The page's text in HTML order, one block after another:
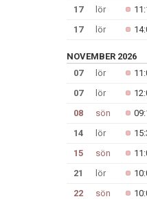
17
lör
17
lör
NOVEMBER 2026
07
lör
07
lör
08
sön
14
lör
15
sön
21
lör
22
sön